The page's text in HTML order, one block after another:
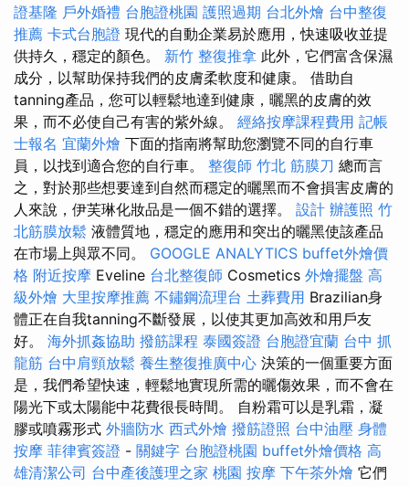
證基隆 戶外婚禮 台胞證桃園 護照過期 台北外燴 台中整復
推薦 卡式台胞證 現代的自動企業易於應用，快速吸收並提
供持久，穩定的顏色。 新竹 整復推拿 此外，它們富含保濕
成分，以幫助保持我們的皮膚柔軟度和健康。 借助自
tanning產品，您可以輕鬆地達到健康，曬黑的皮膚的效
果，而不必使自己有害的紫外線。 經絡按摩課程費用 記帳
士報名 宜蘭外燴 下面的指南將幫助您瀏覽不同的自行車
員，以找到適合您的自行車。 整復師 竹北 筋膜刀 總而言
之，對於那些想要達到自然而穩定的曬黑而不會損害皮膚的
人來說，伊芙琳化妝品是一個不錯的選擇。 設計 辦護照 竹
北筋膜放鬆 液體質地，穩定的應用和突出的曬黑使該產品
在市場上與眾不同。 GOOGLE ANALYTICS buffet外燴價
格 附近按摩 Eveline 台北整復師 Cosmetics 外燴擺盤 高
級外燴 大里按摩推薦 不鏽鋼流理台 土葬費用 Brazilian身
體正在自我tanning不斷發展，以使其更加高效和用戶友
好。 海外抓姦協助 撥筋課程 泰國簽證 台胞證宜蘭 台中 抓
龍筋 台中肩頸放鬆 養生整復推廣中心 決策的一個重要方面
是，我們希望快速，輕鬆地實現所需的曬傷效果，而不會在
陽光下或太陽能中花費很長時間。 自粉霜可以是乳霜，凝
膠或噴霧形式 外牆防水 西式外燴 撥筋證照 台中油壓 身體
按摩 菲律賓簽證 - 關鍵字 台胞證桃園 buffet外燴價格 高
雄清潔公司 台中產後護理之家 桃園 按摩 下午茶外燴 它們